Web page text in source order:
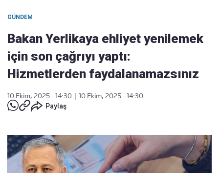
GÜNDEM
Bakan Yerlikaya ehliyet yenilemek
için son çağrıyı yaptı:
Hizmetlerden faydalanamazsınız
10 Ekim, 2025 - 14:30
10 Ekim, 2025 - 14:30
Paylaş